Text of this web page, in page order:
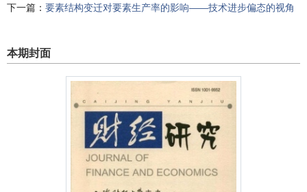
下一篇： 要素结构变迁对要素生产率的影响——技术进步偏态的视角
本期封面